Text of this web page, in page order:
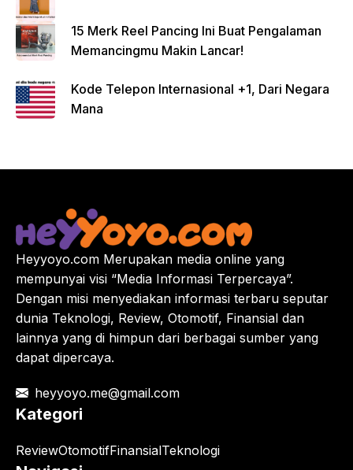
15 Merk Reel Pancing Ini Buat Pengalaman
Memancingmu Makin Lancar!
Kode Telepon Internasional +1, Dari Negara
Mana
Heyyoyo.com Merupakan media online yang
mempunyai visi “Media Informasi Terpercaya”.
Dengan misi menyediakan informasi terbaru seputar
dunia Teknologi, Review, Otomotif, Finansial dan
lainnya yang di himpun dari berbagai sumber yang
dapat dipercaya.
heyyoyo.me@gmail.com
Kategori
ReviewOtomotifFinansialTeknologi